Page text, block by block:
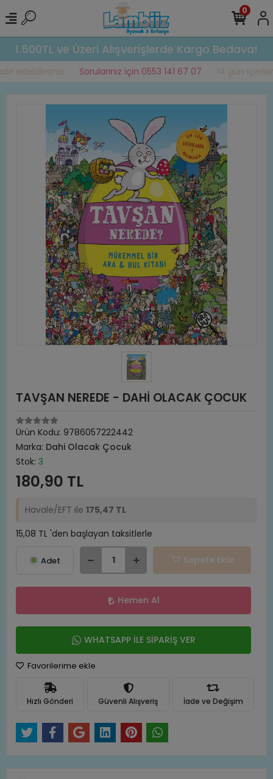
1.500TL ve Üzeri Alışverişlerde Kargo Bedava!
edebilirsiniz Sorularınız için 0553 141 67 07 14 gün
0
TAVŞAN NEREDE - DAHİ OLACAK ÇOCUK
Ürün Kodu: 9786057222442
Marka: Dahi Olacak Çocuk
Stok: 3
180,90 TL
Havale/EFT ile 175,47 TL
15,08 TL 'den başlayan taksitlerle
Adet Sepete Ekle
Hemen Al
WHATSAPP İLE SİPARİŞ VER
Favorilerime ekle
Hızlı Gönderi Güvenli Alışveriş İade ve Değişim